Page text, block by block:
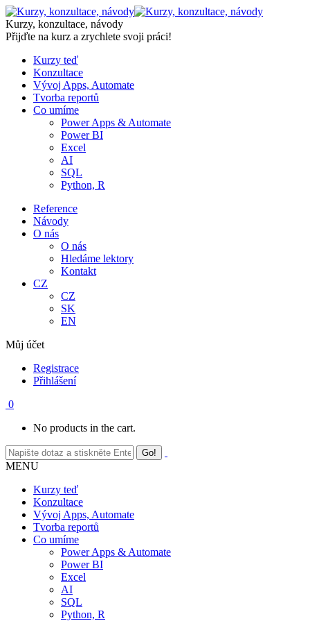
Skip
to
content
Kurzy, konzultace, návody
Přijďte na kurz a zrychlete svoji práci!
Kurzy teď
Konzultace
Vývoj Apps, Automate
Tvorba reportů
Co umíme
Power Apps & Automate
Power BI
Excel
AI
SQL
Python, R
Reference
Návody
O nás
O nás
Hledáme lektory
Kontakt
CZ
CZ
SK
EN
Můj účet
Registrace
Přihlášení
0
No products in the cart.
MENU
Kurzy teď
Konzultace
Vývoj Apps, Automate
Tvorba reportů
Co umíme
Power Apps & Automate
Power BI
Excel
AI
SQL
Python, R